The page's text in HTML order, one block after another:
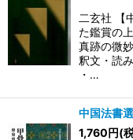
二玄社 【
た鑑賞の
真跡の微
釈文・読
・…
中国法書
1,760円(